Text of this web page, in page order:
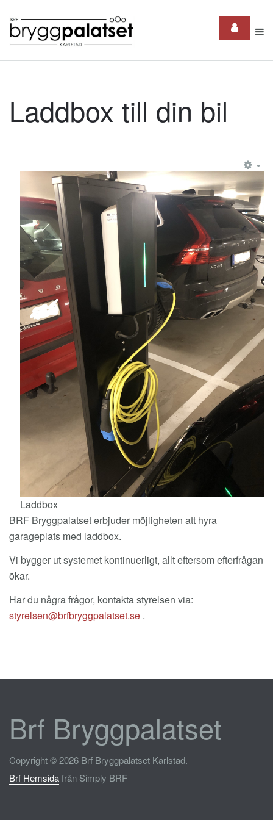
Laddbox till din bil
Laddbox
BRF Bryggpalatset erbjuder möjligheten att hyra
garageplats med laddbox.
Vi bygger ut systemet kontinuerligt, allt eftersom efterfrågan
ökar.
Har du några frågor, kontakta styrelsen via:
.
Brf Bryggpalatset
Copyright © 2026 Brf Bryggpalatset Karlstad.
Brf Hemsidafrån Simply BRF